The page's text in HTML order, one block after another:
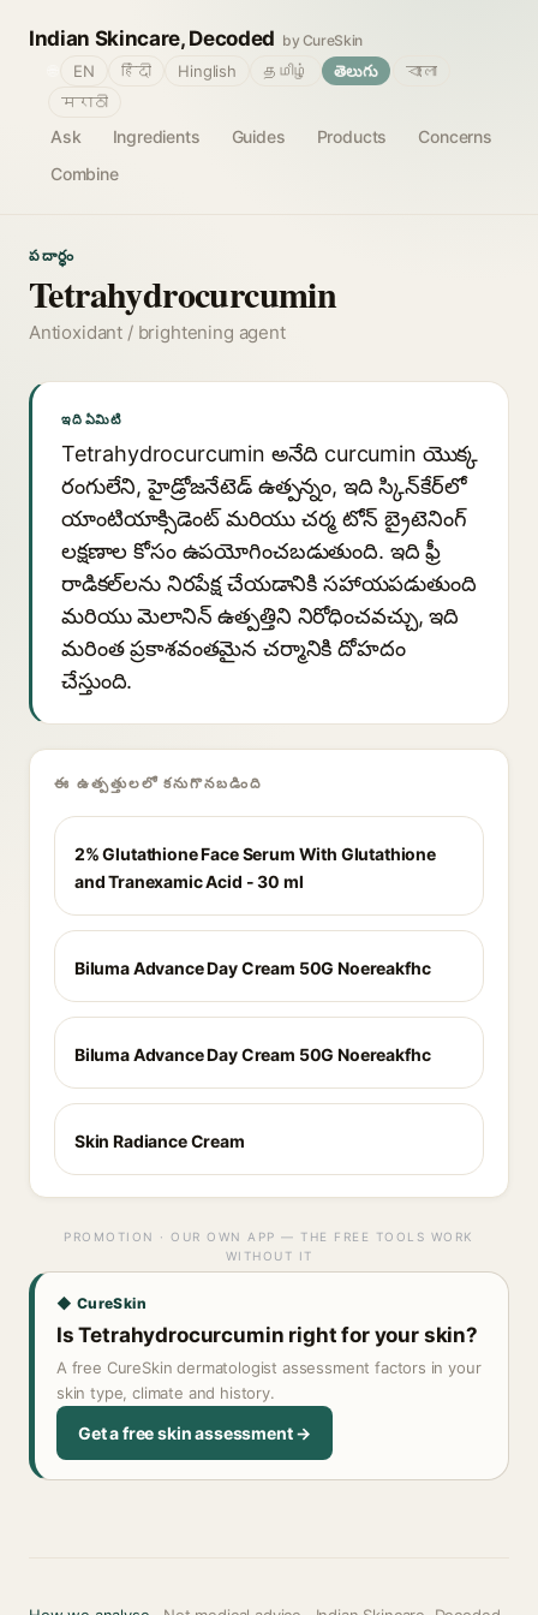
Indian Skincare, Decoded by CureSkin
Ask Ingredients Guides Products
Concerns
Combine
EN हिंदी Hinglish தமிழ் తెలుగు
বাংলা
मराठी
పదార్థం
Tetrahydrocurcumin
Antioxidant / brightening agent
ఇది ఏమిటి
Tetrahydrocurcumin అనేది curcumin యొక్క
రంగులేని, హైడ్రోజనేటెడ్ ఉత్పన్నం, ఇది స్కిన్‌కేర్‌లో
యాంటియాక్సిడెంట్ మరియు చర్మ టోన్ బ్రైటెనింగ్
లక్షణాల కోసం ఉపయోగించబడుతుంది. ఇది ఫ్రీ
రాడికల్‌లను నిరపేక్ష చేయడానికి సహాయపడుతుంది
మరియు మెలానిన్ ఉత్పత్తిని నిరోధించవచ్చు, ఇది
మరింత ప్రకాశవంతమైన చర్మానికి దోహదం
చేస్తుంది.
ఈ ఉత్పత్తులలో కనుగొనబడింది
2% Glutathione Face Serum With Glutathione
and Tranexamic Acid - 30 ml
Biluma Advance Day Cream 50G Noereakfhc
Biluma Advance Day Cream 50G Noereakfhc
Skin Radiance Cream
PROMOTION · OUR OWN APP — THE FREE TOOLS WORK
WITHOUT IT
◆ CureSkin
Is Tetrahydrocurcumin right for your skin?
A free CureSkin dermatologist assessment factors in your
skin type, climate and history.
Get a free skin assessment →